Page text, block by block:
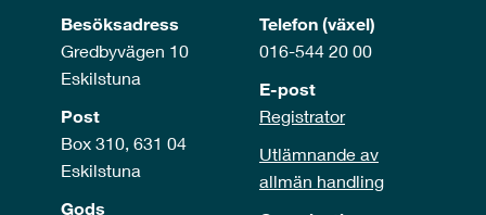
Besöksadress
Gredbyvägen 10
Eskilstuna
Post
Box 310, 631 04
Eskilstuna
Gods
Telefon (växel)
016-544 20 00
E-post
Registrator
Utlämnande av
allmän handling